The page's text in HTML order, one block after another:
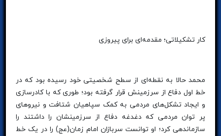
کار تشکیلاتی؛ مقدمه‌ای برای پیروزی
محمد حالا به نقطه‌ای از سطح شخصیتی خود رسیده بود که در
خط اول دفاع از سرزمینش قرار گرفته بود؛ طوری که با کادرسازی
و ایجاد تشکل‌های مردمی به کمک سپاهیان شتافت و نیروهای
پر توان مردمی که دغدغه دفاع از سرزمینشان را داشتند را
سازماندهی کرد؛ او توانست سربازان امام زمان(عج) را در یک خط